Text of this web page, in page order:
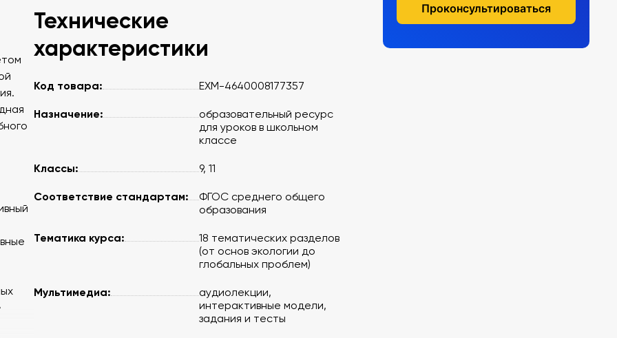
Проконсультироваться
Технические
характеристики
Код товара: EXM-4640008177357
Назначение:
образовательный ресурс
для уроков в школьном
классе
Классы: 9, 11
Соответствие стандартам:
ФГОС среднего общего
образования
Тематика курса:
18 тематических разделов
(от основ экологии до
глобальных проблем)
Мультимедиа:
аудиолекции,
интерактивные модели,
задания и тесты